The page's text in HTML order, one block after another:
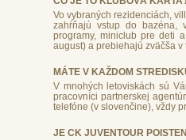
Vo vybraných rezidenciách,
zahŕňajú vstup do bazéna,
programy, miniclub pre deti
august) a prebiehajú zväčša v
MÁTE V KAŽDOM
V mnohých letoviskách sú
pracovníci partnerskej
telefóne (v slovenčine), vždy
JE CK JUVENTOUR